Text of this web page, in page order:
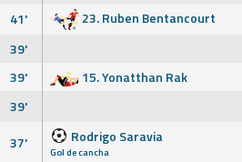
41'
23. Ruben Bentancourt
39'
39'
15. Yonatthan Rak
39'
37'
Rodrigo Saravia
Gol de cancha